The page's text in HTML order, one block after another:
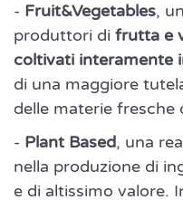
- Fruit&Vegetables,
produttori di frutta e
coltivati interamente
di una maggiore
delle materie fresche
- Plant Based, una
nella produzione di
e di altissimo valore.